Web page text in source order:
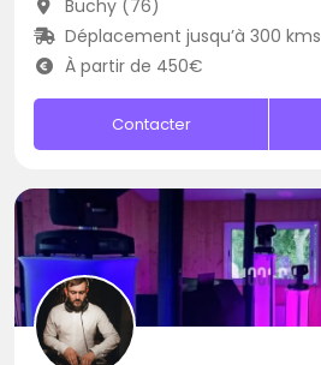
Buchy (76)
Déplacement jusqu’à 300 kms
À partir de 450€
Contacter